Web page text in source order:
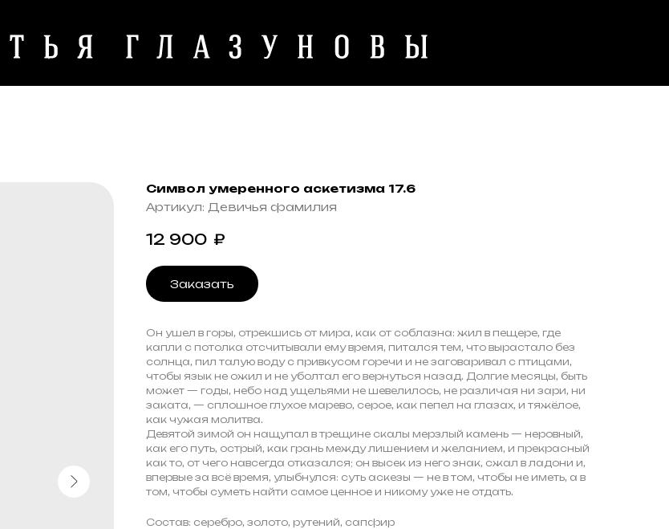
Символ умеренного аскетизма 17.6
Артикул: Девичья фамилия
12 900 ₽
Заказать
Он ушел в горы, отрекшись от мира, как от соблазна: жил в пещере, где
капли с потолка отсчитывали ему время, питался тем, что вырастало без
солнца, пил талую воду с привкусом горечи и не заговаривал с птицами,
чтобы язык не ожил и не уболтал его вернуться назад. Долгие месяцы, быть
может — годы, небо над ущельями не шевелилось, не различая ни зари, ни
заката, — сплошное глухое марево, серое, как пепел на глазах, и тяжёлое,
как чужая молитва.
Девятой зимой он нащупал в трещине скалы мерзлый камень — неровный,
как его путь, острый, как грань между лишением и желанием, и прекрасный
как то, от чего навсегда отказался; он высек из него знак, сжал в ладони и,
впервые за всё время, улыбнулся: суть аскезы — не в том, чтобы не иметь, а в
том, чтобы суметь найти самое ценное и никому уже не отдать.
Состав: серебро, золото, рутений, сапфир